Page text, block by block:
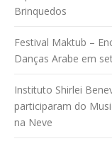
Brinquedos
Festival Maktub –
Danças Arabe em
Instituto Shirlei
participaram do
na Neve